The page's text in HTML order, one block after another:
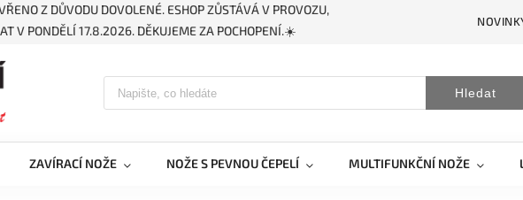
Z DŮVODU DOVOLENÉ. ESHOP ZŮSTÁVÁ V PROVOZU,
V PONDĚLÍ 17.8.2026. DĚKUJEME ZA POCHOPENÍ.☀️
Hledat
ZAVÍRACÍ NOŽE NOŽE S PEVNOU ČEPELÍ MULTIFUNKČNÍ NOŽE